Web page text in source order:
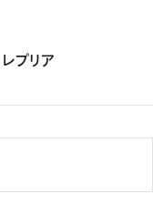
プリア